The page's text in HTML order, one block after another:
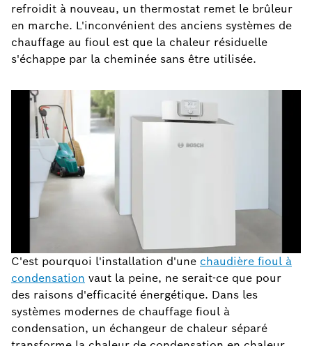
refroidit à nouveau, un thermostat remet le brûleur
en marche. L'inconvénient des anciens systèmes de
chauffage au fioul est que la chaleur résiduelle
s'échappe par la cheminée sans être utilisée.
C'est pourquoi l'installation d'une chaudière fioul à
condensation vaut la peine, ne serait-ce que pour
des raisons d'efficacité énergétique. Dans les
systèmes modernes de chauffage fioul à
condensation, un échangeur de chaleur séparé